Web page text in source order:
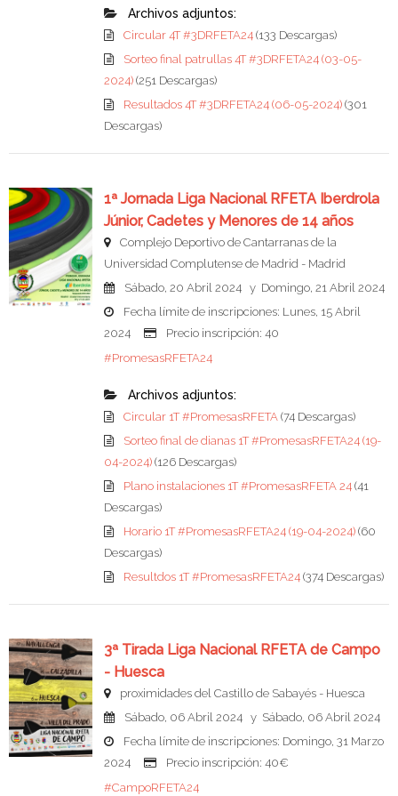
Archivos adjuntos:
Circular 4T #3DRFETA24 (133 Descargas)
Sorteo final patrullas 4T #3DRFETA24 (03-05-
2024) (251 Descargas)
Resultados 4T #3DRFETA24 (06-05-2024) (301
Descargas)
1ª Jornada Liga Nacional RFETA Iberdrola
Júnior, Cadetes y Menores de 14 años
Complejo Deportivo de Cantarranas de la
Universidad Complutense de Madrid - Madrid
Sábado, 20 Abril 2024 y Domingo, 21 Abril 2024
Fecha límite de inscripciones: Lunes, 15 Abril
2024
Precio inscripción: 40
#PromesasRFETA24
Archivos adjuntos:
Circular 1T #PromesasRFETA (74 Descargas)
Sorteo final de dianas 1T #PromesasRFETA24 (19-
04-2024) (126 Descargas)
Plano instalaciones 1T #PromesasRFETA 24 (41
Descargas)
Horario 1T #PromesasRFETA24 (19-04-2024) (60
Descargas)
Resultdos 1T #PromesasRFETA24 (374 Descargas)
3ª Tirada Liga Nacional RFETA de Campo
- Huesca
proximidades del Castillo de Sabayés - Huesca
Sábado, 06 Abril 2024 y Sábado, 06 Abril 2024
Fecha límite de inscripciones: Domingo, 31 Marzo
2024
Precio inscripción: 40€
#CampoRFETA24